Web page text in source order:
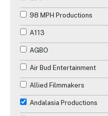
98 MPH Productions
A113
AGBO
Air Bud Entertainment
Allied Filmmakers
Andalasia Productions